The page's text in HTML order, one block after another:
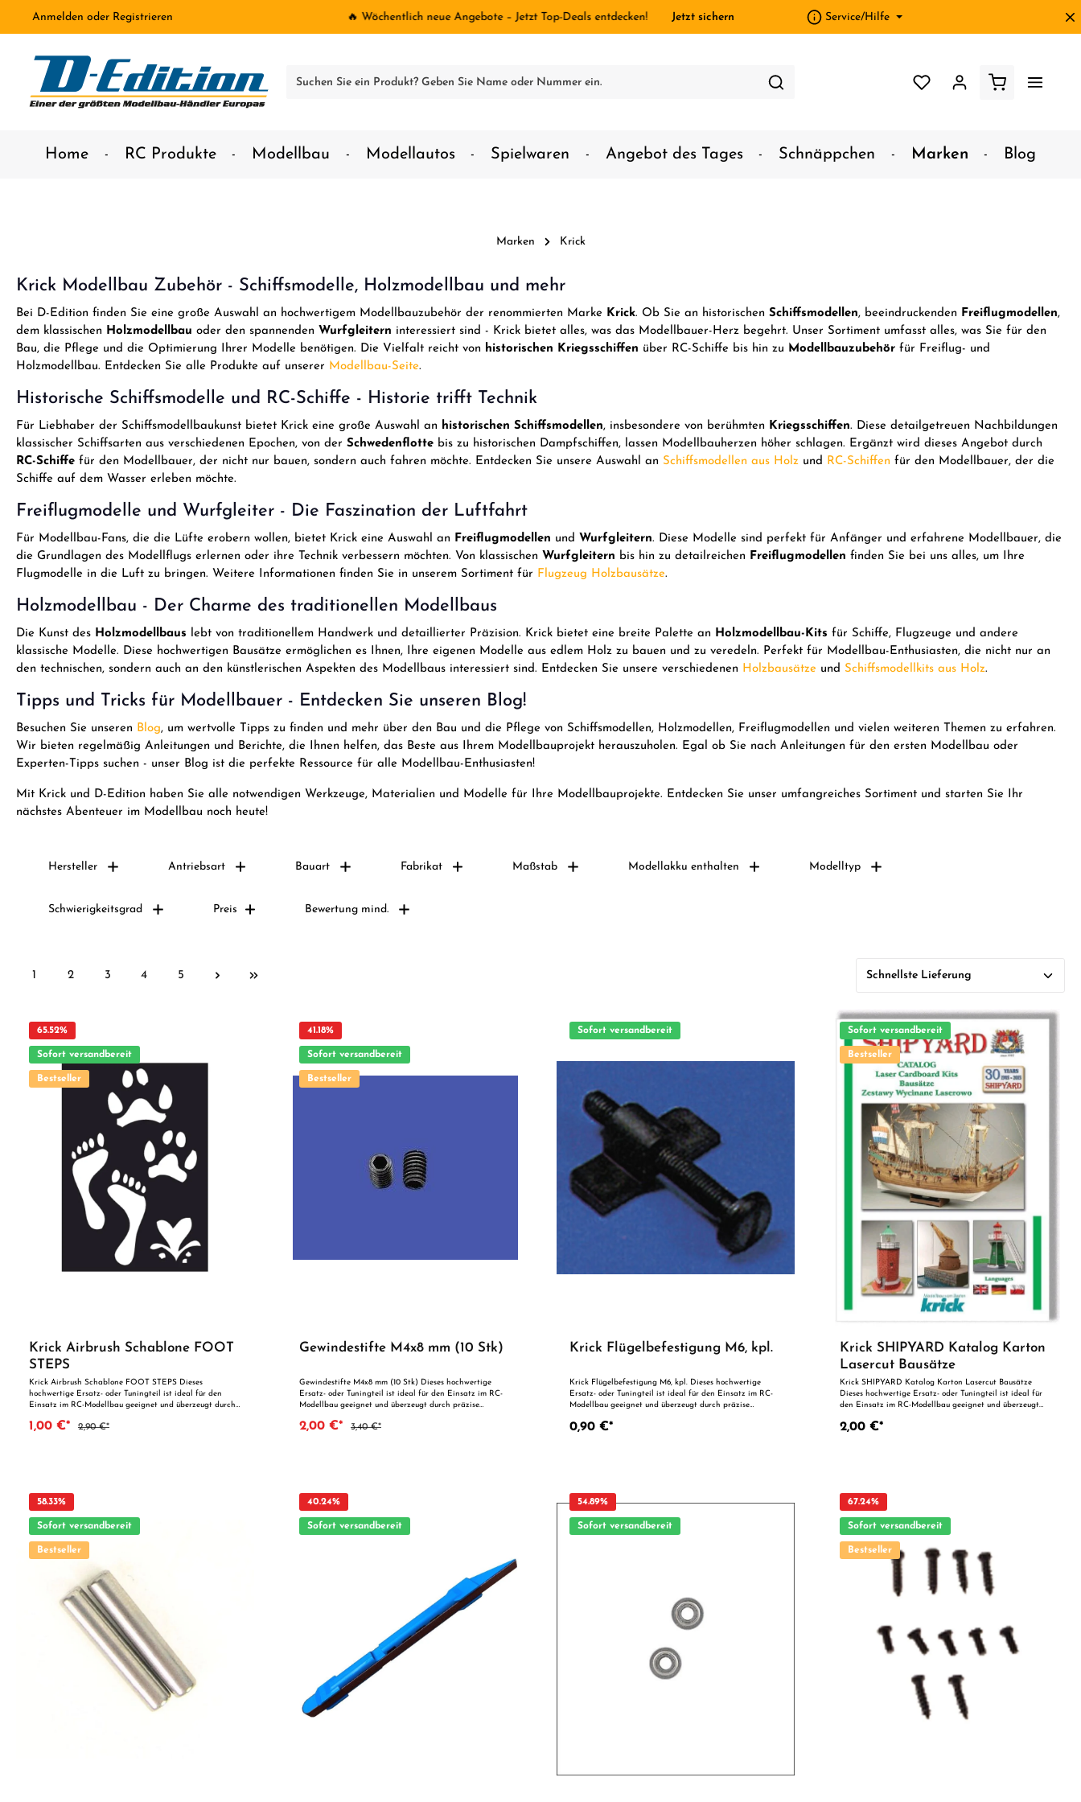
springen
Anmelden oder Registrieren 🔥 Wöchentlich neue Angebote – Jetzt Top-Deals entdecken! Jetzt sichern Service/Hilfe
Home RC Produkte Modellbau Modellautos Spielwaren Angebot des Tages Schnäppchen Marken Blog
Marken Krick
Krick Modellbau Zubehör - Schiffsmodelle, Holzmodellbau und mehr
Bei D-Edition finden Sie eine große Auswahl an hochwertigem Modellbauzubehör der renommierten Marke Krick. Ob Sie an historischen Schiffsmodellen, beeindruckenden Freiflugmodellen,
dem klassischen Holzmodellbau oder den spannenden Wurfgleitern interessiert sind - Krick bietet alles, was das Modellbauer-Herz begehrt. Unser Sortiment umfasst alles, was Sie für den
Bau, die Pflege und die Optimierung Ihrer Modelle benötigen. Die Vielfalt reicht von historischen Kriegsschiffen über RC-Schiffe bis hin zu Modellbauzubehör für Freiflug- und
Holzmodellbau. Entdecken Sie alle Produkte auf unserer Modellbau-Seite.
Historische Schiffsmodelle und RC-Schiffe - Historie trifft Technik
Für Liebhaber der Schiffsmodellbaukunst bietet Krick eine große Auswahl an historischen Schiffsmodellen, insbesondere von berühmten Kriegsschiffen. Diese detailgetreuen Nachbildungen
klassischer Schiffsarten aus verschiedenen Epochen, von der Schwedenflotte bis zu historischen Dampfschiffen, lassen Modellbauherzen höher schlagen. Ergänzt wird dieses Angebot durch
RC-Schiffe für den Modellbauer, der nicht nur bauen, sondern auch fahren möchte. Entdecken Sie unsere Auswahl an Schiffsmodellen aus Holz und RC-Schiffen für den Modellbauer, der die
Schiffe auf dem Wasser erleben möchte.
Freiflugmodelle und Wurfgleiter - Die Faszination der Luftfahrt
Für Modellbau-Fans, die die Lüfte erobern wollen, bietet Krick eine Auswahl an Freiflugmodellen und Wurfgleitern. Diese Modelle sind perfekt für Anfänger und erfahrene Modellbauer, die
die Grundlagen des Modellflugs erlernen oder ihre Technik verbessern möchten. Von klassischen Wurfgleitern bis hin zu detailreichen Freiflugmodellen finden Sie bei uns alles, um Ihre
Flugmodelle in die Luft zu bringen. Weitere Informationen finden Sie in unserem Sortiment für Flugzeug Holzbausätze.
Holzmodellbau - Der Charme des traditionellen Modellbaus
Die Kunst des Holzmodellbaus lebt von traditionellem Handwerk und detaillierter Präzision. Krick bietet eine breite Palette an Holzmodellbau-Kits für Schiffe, Flugzeuge und andere
klassische Modelle. Diese hochwertigen Bausätze ermöglichen es Ihnen, Ihre eigenen Modelle aus edlem Holz zu bauen und zu veredeln. Perfekt für Modellbau-Enthusiasten, die nicht nur an
den technischen, sondern auch an den künstlerischen Aspekten des Modellbaus interessiert sind. Entdecken Sie unsere verschiedenen Holzbausätze und Schiffsmodellkits aus Holz.
Tipps und Tricks für Modellbauer - Entdecken Sie unseren Blog!
Besuchen Sie unseren Blog, um wertvolle Tipps zu finden und mehr über den Bau und die Pflege von Schiffsmodellen, Holzmodellen, Freiflugmodellen und vielen weiteren Themen zu erfahren.
Wir bieten regelmäßig Anleitungen und Berichte, die Ihnen helfen, das Beste aus Ihrem Modellbauprojekt herauszuholen. Egal ob Sie nach Anleitungen für den ersten Modellbau oder
Experten-Tipps suchen - unser Blog ist die perfekte Ressource für alle Modellbau-Enthusiasten!
Mit Krick und D-Edition haben Sie alle notwendigen Werkzeuge, Materialien und Modelle für Ihre Modellbauprojekte. Entdecken Sie unser umfangreiches Sortiment und starten Sie Ihr
nächstes Abenteuer im Modellbau noch heute!
Hersteller Antriebsart Bauart Fabrikat Maßstab Modellakku enthalten Modelltyp
Schwierigkeitsgrad Preis Bewertung mind.
1 2 3 4 5
65.52%
Sofort versandbereit
Bestseller
Krick Airbrush Schablone FOOT
STEPS
Krick Airbrush Schablone FOOT STEPS Dieses
hochwertige Ersatz- oder Tuningteil ist ideal für den
Einsatz im RC-Modellbau geeignet und überzeugt durch
perfekten Passgenauigkeit ist es optimal als Ersatzteil
Erwachsenen.
1,00 €* 2,90 €*
41.18%
Sofort versandbereit
Bestseller
Gewindestifte M4x8 mm (10 Stk)
Gewindestifte M4x8 mm (10 Stk) Dieses hochwertige
Ersatz- oder Tuningteil ist ideal für den Einsatz im RC-
Modellbau geeignet und überzeugt durch präzise
Passgenauigkeit ist es optimal als Ersatzteil oder zur
Erwachsenen.
2,00 €* 3,40 €*
Sofort versandbereit
Krick Flügelbefestigung M6, kpl.
Krick Flügelbefestigung M6, kpl. Dieses hochwertige
Ersatz- oder Tuningteil ist ideal für den Einsatz im RC-
Modellbau geeignet und überzeugt durch präzise
Passgenauigkeit ist es optimal als Ersatzteil oder zur
Erwachsenen.
0,90 €*
Sofort versandbereit
Bestseller
Krick SHIPYARD Katalog Karton
Lasercut Bausätze
Krick SHIPYARD Katalog Karton Lasercut Bausätze
Dieses hochwertige Ersatz- oder Tuningteil ist ideal für
den Einsatz im RC-Modellbau geeignet und überzeugt
der perfekten Passgenauigkeit ist es optimal als
Aufsicht von Erwachsenen.
2,00 €*
58.33%
Sofort versandbereit
Bestseller
40.24%
Sofort versandbereit
54.89%
Sofort versandbereit
67.24%
Sofort versandbereit
Bestseller